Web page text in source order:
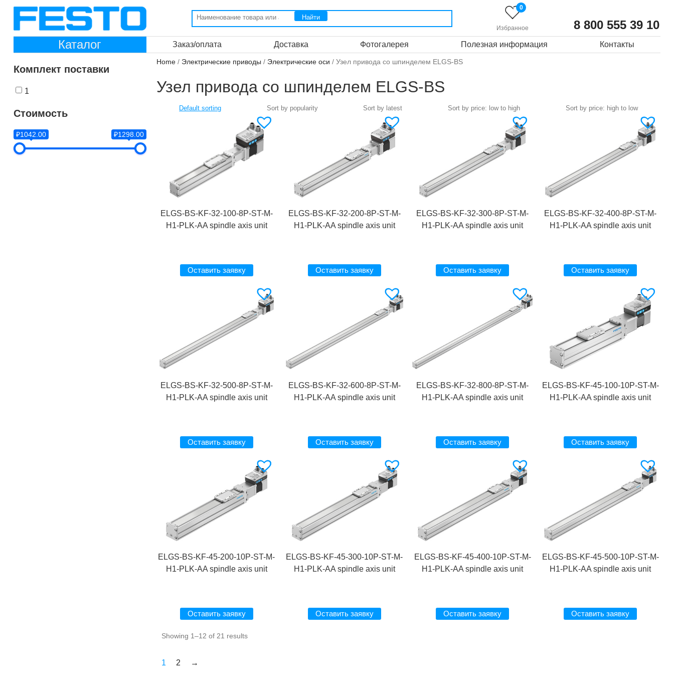
Избранное
0
8 800 555 39 10
Каталог
Заказ/оплата Доставка Фотогалерея Полезная информация Контакты
Комплект поставки
1
Стоимость
₽1042.00 ₽1298.00
Home/ Электрические приводы / Электрические оси / Узел привода со шпинделем ELGS-BS
Узел привода со шпинделем ELGS-BS
ELGS-BS-KF-32-100-8P-ST-M-
H1-PLK-AA spindle axis unit
Оставить заявку
ELGS-BS-KF-32-200-8P-ST-M-
H1-PLK-AA spindle axis unit
Оставить заявку
ELGS-BS-KF-32-300-8P-ST-M-
H1-PLK-AA spindle axis unit
Оставить заявку
ELGS-BS-KF-32-400-8P-ST-M-
H1-PLK-AA spindle axis unit
Оставить заявку
ELGS-BS-KF-32-500-8P-ST-M-
H1-PLK-AA spindle axis unit
Оставить заявку
ELGS-BS-KF-32-600-8P-ST-M-
H1-PLK-AA spindle axis unit
Оставить заявку
ELGS-BS-KF-32-800-8P-ST-M-
H1-PLK-AA spindle axis unit
Оставить заявку
ELGS-BS-KF-45-100-10P-ST-M-
H1-PLK-AA spindle axis unit
Оставить заявку
ELGS-BS-KF-45-200-10P-ST-M-
H1-PLK-AA spindle axis unit
Оставить заявку
ELGS-BS-KF-45-300-10P-ST-M-
H1-PLK-AA spindle axis unit
Оставить заявку
ELGS-BS-KF-45-400-10P-ST-M-
H1-PLK-AA spindle axis unit
Оставить заявку
ELGS-BS-KF-45-500-10P-ST-M-
H1-PLK-AA spindle axis unit
Оставить заявку
Showing 1–12 of 21 results
1 2 →